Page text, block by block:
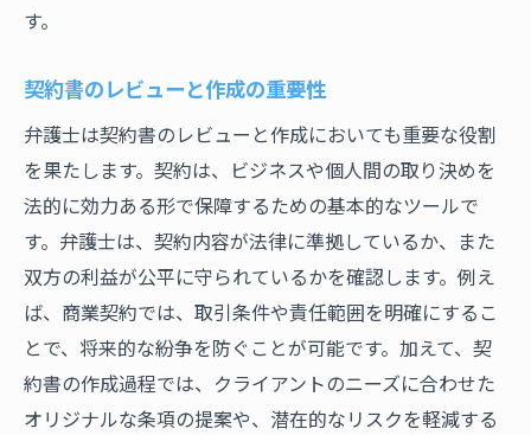
裁判後の報告書作成と分析
控訴や再審請求の際のアプローチ
具体例で学ぶ弁護士が直面する法律の実践
実際のケーススタディで学ぶ法律適用
成功事例から学ぶ問題解決のステップ
法律の改正が与える影響と対応
多国籍企業への法的サポートの実際
弁護士が直面する倫理的ジレンマ
クライアントの多様なニーズに応える工夫
す。
契約書のレビューと作成の重要性
弁護士は契約書のレビューと作成においても重要な役割
を果たします。契約は、ビジネスや個人間の取り決めを
法的に効力ある形で保障するための基本的なツールで
す。弁護士は、契約内容が法律に準拠しているか、また
双方の利益が公平に守られているかを確認します。例え
ば、商業契約では、取引条件や責任範囲を明確にするこ
とで、将来的な紛争を防ぐことが可能です。加えて、契
約書の作成過程では、クライアントのニーズに合わせた
オリジナルな条項の提案や、潜在的なリスクを軽減する